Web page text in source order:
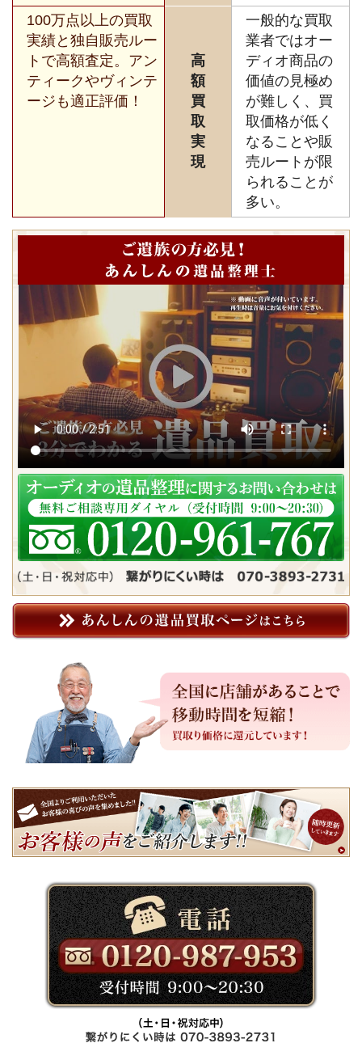
100万点以上の買取
実績と独自販売ルー
トで高額査定。アン
ティークやヴィンテ
ージも適正評価！
高
額
買
取
実
現
一般的な買取
業者ではオー
ディオ商品の
価値の見極め
が難しく、買
取価格が低く
なることや販
売ルートが限
られることが
多い。